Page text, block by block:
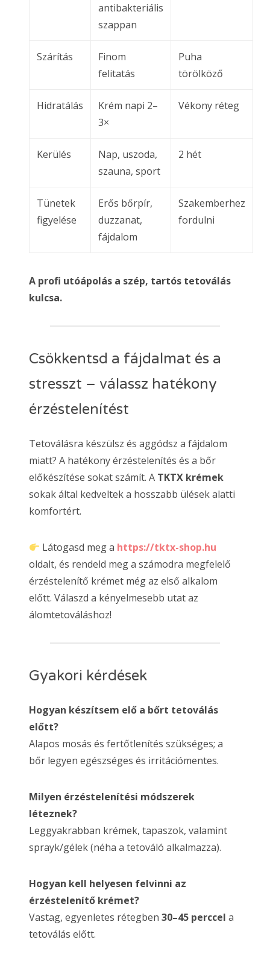
antibakteriális
szappan
Szárítás
Finom
felitatás
Puha
törölköző
Hidratálás
Krém napi 2–
3×
Vékony réteg
Kerülés
Nap, uszoda,
szauna, sport
2 hét
Tünetek
figyelése
Erős bőrpír,
duzzanat,
fájdalom
Szakemberhez
fordulni
A profi utóápolás a szép, tartós tetoválás
kulcsa.
Csökkentsd a fájdalmat és a
stresszt – válassz hatékony
érzéstelenítést
Tetoválásra készülsz és aggódsz a fájdalom
miatt? A hatékony érzéstelenítés és a bőr
előkészítése sokat számít. A TKTX krémek
sokak által kedveltek a hosszabb ülések alatti
komfortért.
Látogasd meg a https://tktx-shop.hu
oldalt, és rendeld meg a számodra megfelelő
érzéstelenítő krémet még az első alkalom
előtt. Válaszd a kényelmesebb utat az
álomtetováláshoz!
Gyakori kérdések
Hogyan készítsem elő a bőrt tetoválás
előtt?
Alapos mosás és fertőtlenítés szükséges; a
bőr legyen egészséges és irritációmentes.
Milyen érzéstelenítési módszerek
léteznek?
Leggyakrabban krémek, tapaszok, valamint
sprayk/gélek (néha a tetováló alkalmazza).
Hogyan kell helyesen felvinni az
érzéstelenítő krémet?
Vastag, egyenletes rétegben 30–45 perccel a
tetoválás előtt.